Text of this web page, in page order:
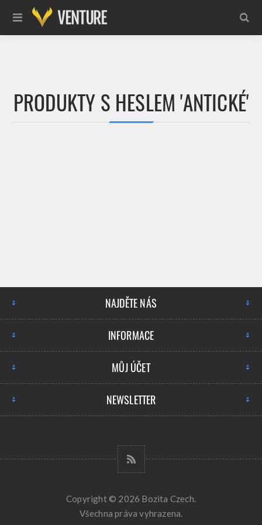
PRODUKTY S HESLEM 'ANTICKÉ'
NAJDĚTE NÁS
INFORMACE
MŮJ ÚČET
NEWSLETTER
Copyright © 2026 Bozita Czech.
Všechna práva vyhrazena.